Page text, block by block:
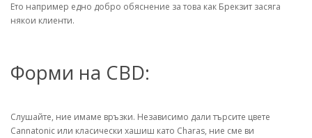
Ето например едно добро обяснение за това как Брекзит засяга
някои клиенти.
Форми на CBD:
Слушайте, ние имаме връзки. Независимо дали търсите цвете
Cannatonic или класически хашиш като Charas, ние сме ви